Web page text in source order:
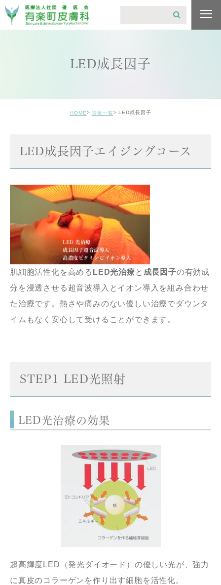
LED成長因子
HOME 診療一覧 LED成長因子
LED成長因子エイジングコース
肌細胞活性化を高める LED光治療 と 成長因子の有効成
分を浸透させる超音波導入とイオン導入を組み合わせ
た治療です。熱さや痛みのない優しい治療でダウンタ
イムもなく安心して受けることができます。
STEP1 LED光照射
LED光治療の効果
超高輝度LED（発光ダイオード）の優しい光が、強力
に真皮のコラーゲンを作り出す細胞を活性化。